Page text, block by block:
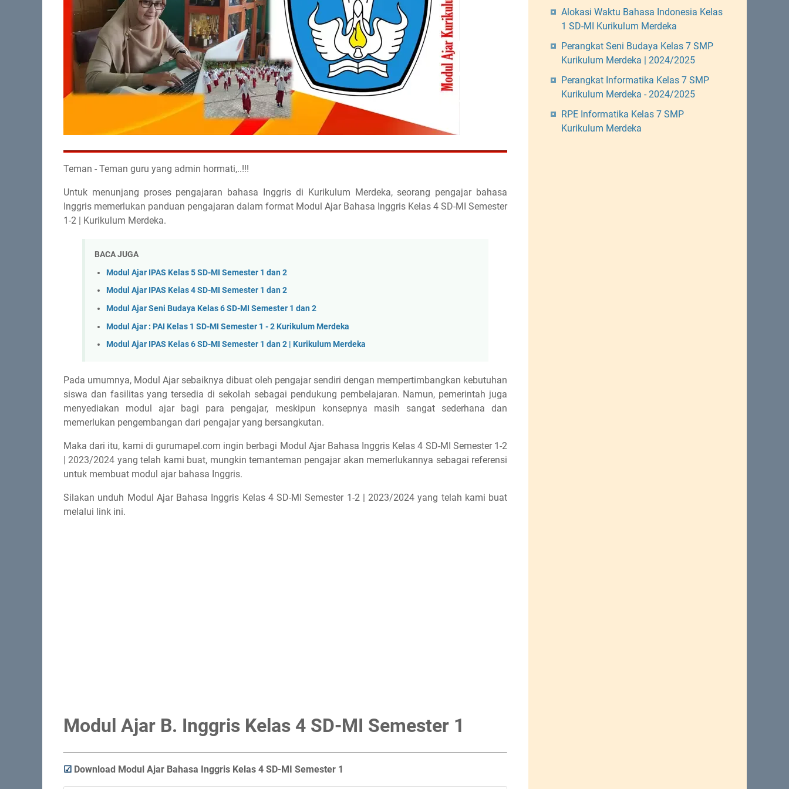
Teman - Teman guru yang admin hormati,..!!!
Untuk menunjang proses pengajaran bahasa Inggris di Kurikulum Merdeka, seorang pengajar bahasa
Inggris memerlukan panduan pengajaran dalam format Modul Ajar Bahasa Inggris Kelas 4 SD-MI Semester
1-2 | Kurikulum Merdeka.
BACA JUGA
Modul Ajar IPAS Kelas 5 SD-MI Semester 1 dan 2
Modul Ajar IPAS Kelas 4 SD-MI Semester 1 dan 2
Modul Ajar Seni Budaya Kelas 6 SD-MI Semester 1 dan 2
Modul Ajar : PAI Kelas 1 SD-MI Semester 1 - 2 Kurikulum Merdeka
Modul Ajar IPAS Kelas 6 SD-MI Semester 1 dan 2 | Kurikulum Merdeka
Pada umumnya, Modul Ajar sebaiknya dibuat oleh pengajar sendiri dengan mempertimbangkan kebutuhan
siswa dan fasilitas yang tersedia di sekolah sebagai pendukung pembelajaran. Namun, pemerintah juga
menyediakan modul ajar bagi para pengajar, meskipun konsepnya masih sangat sederhana dan
memerlukan pengembangan dari pengajar yang bersangkutan.
Maka dari itu, kami di gurumapel.com ingin berbagi Modul Ajar Bahasa Inggris Kelas 4 SD-MI Semester 1-2
| 2023/2024 yang telah kami buat, mungkin temanteman pengajar akan memerlukannya sebagai referensi
untuk membuat modul ajar bahasa Inggris.
Silakan unduh Modul Ajar Bahasa Inggris Kelas 4 SD-MI Semester 1-2 | 2023/2024 yang telah kami buat
melalui link ini.
Modul Ajar B. Inggris Kelas 4 SD-MI Semester 1
☑ Download Modul Ajar Bahasa Inggris Kelas 4 SD-MI Semester 1
Alokasi Waktu Bahasa Indonesia Kelas
1 SD-MI Kurikulum Merdeka
Perangkat Seni Budaya Kelas 7 SMP
Kurikulum Merdeka | 2024/2025
Perangkat Informatika Kelas 7 SMP
Kurikulum Merdeka - 2024/2025
RPE Informatika Kelas 7 SMP
Kurikulum Merdeka